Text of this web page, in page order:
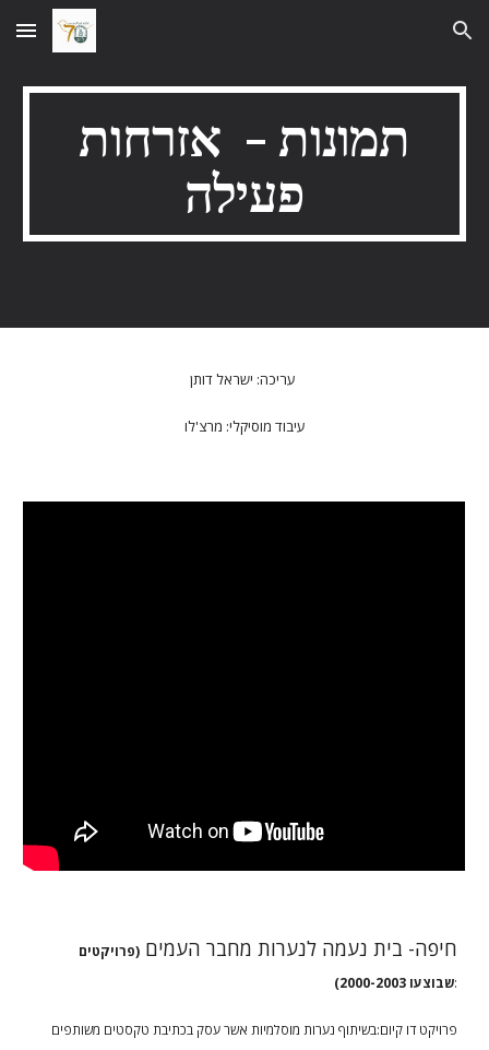
Skip to main content Skip to navigation
תמונות - אזרחות
פעילה
עיבוד מוסיקלי: מרצ'לו
חיפה- בית נעמה לנערות מחבר העמים(פרויקטים
שבוצעו 2000-2003):